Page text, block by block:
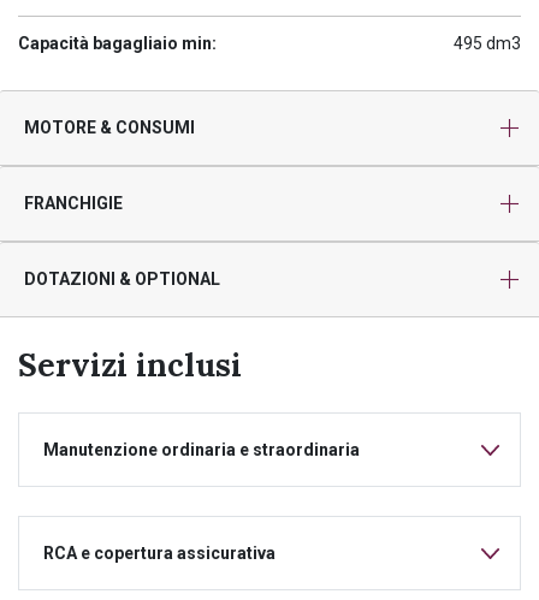
Capacità bagagliaio min: 495 dm3
MOTORE & CONSUMI
FRANCHIGIE
DOTAZIONI & OPTIONAL
Servizi inclusi
Manutenzione ordinaria e straordinaria
RCA e copertura assicurativa